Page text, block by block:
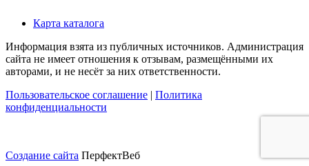
Карта каталога
Информация взята из публичных источников. Администрация
сайта не имеет отношения к отзывам, размещёнными их
авторами, и не несёт за них ответственности.
Пользовательское соглашение | Политика
конфиденциальности
Создание сайта ПерфектВеб